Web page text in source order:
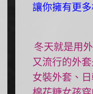
讓你擁有更
冬天就是用
又流行的外
女裝外套、